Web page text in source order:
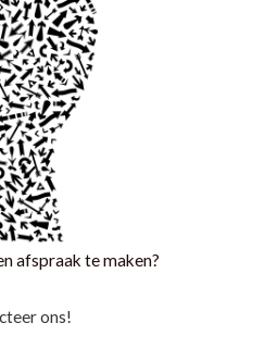
afspraak te maken?
ons!